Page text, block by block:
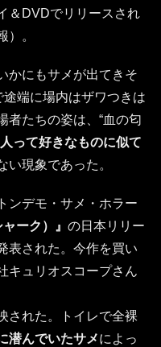
＆DVDでリリースされ
）。
かにもサメが出てきそ
途端に場内はザワつきは
者たちの姿は、“血の匂
人って好きなものに似て
い現象であった。
ンデモ・サメ・ホラー
ーク）』 の日本リリー
表された。今作を買い
キュリオスコープさん
された。トイレで全裸
潜んでいたサメによっ